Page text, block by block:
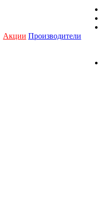
Акции Производители